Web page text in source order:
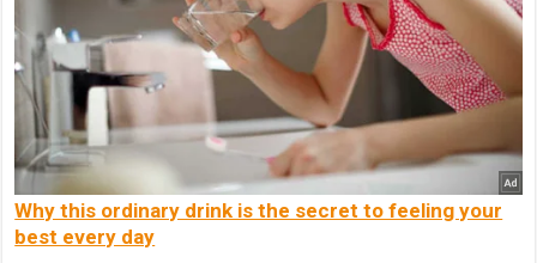
Why this ordinary drink is the secret to feeling your
best every day